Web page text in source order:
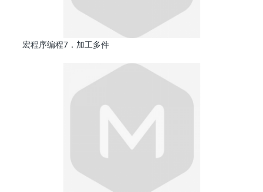
宏程序编程7．加工多件